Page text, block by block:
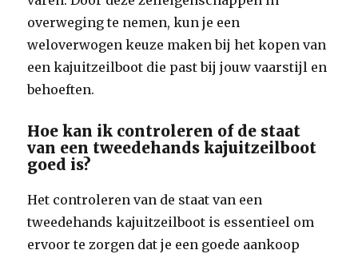
overweging te nemen, kun je een
weloverwogen keuze maken bij het kopen van
een kajuitzeilboot die past bij jouw vaarstijl en
behoeften.
Hoe kan ik controleren of de staat
van een tweedehands kajuitzeilboot
goed is?
Het controleren van de staat van een
tweedehands kajuitzeilboot is essentieel om
ervoor te zorgen dat je een goede aankoop